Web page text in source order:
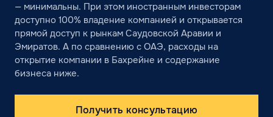
— минимальны. При этом иностранным инвесторам
доступно 100% владение компанией и открывается
прямой доступ к рынкам Саудовской Аравии и
Эмиратов. А по сравнению с ОАЭ, расходы на
открытие компании в Бахрейне и содержание
бизнеса ниже.
Получить консультацию